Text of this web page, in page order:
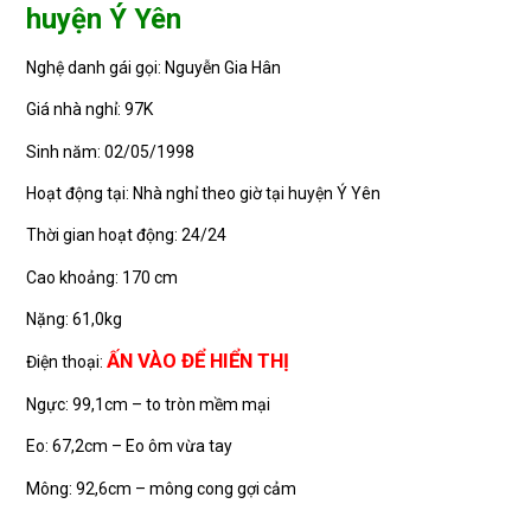
huyện Ý Yên
Nghệ danh gái gọi: Nguyễn Gia Hân
Giá nhà nghỉ: 97K
Sinh năm: 02/05/1998
Hoạt động tại: Nhà nghỉ theo giờ tại huyện Ý Yên
Thời gian hoạt động: 24/24
Cao khoảng: 170 cm
Nặng: 61,0kg
Điện thoại:ẤN VÀO ĐỂ HIỂN THỊ
Ngực: 99,1cm – to tròn mềm mại
Eo: 67,2cm – Eo ôm vừa tay
Mông: 92,6cm – mông cong gợi cảm